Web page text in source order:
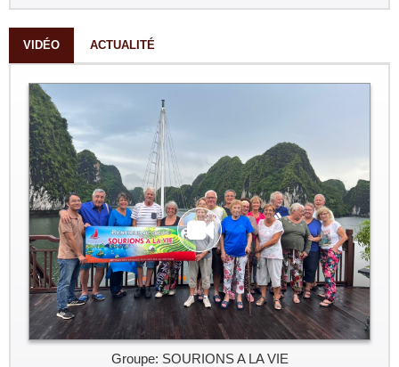
VIDÉO ACTUALITÉ
Groupe: SOURIONS A LA VIE